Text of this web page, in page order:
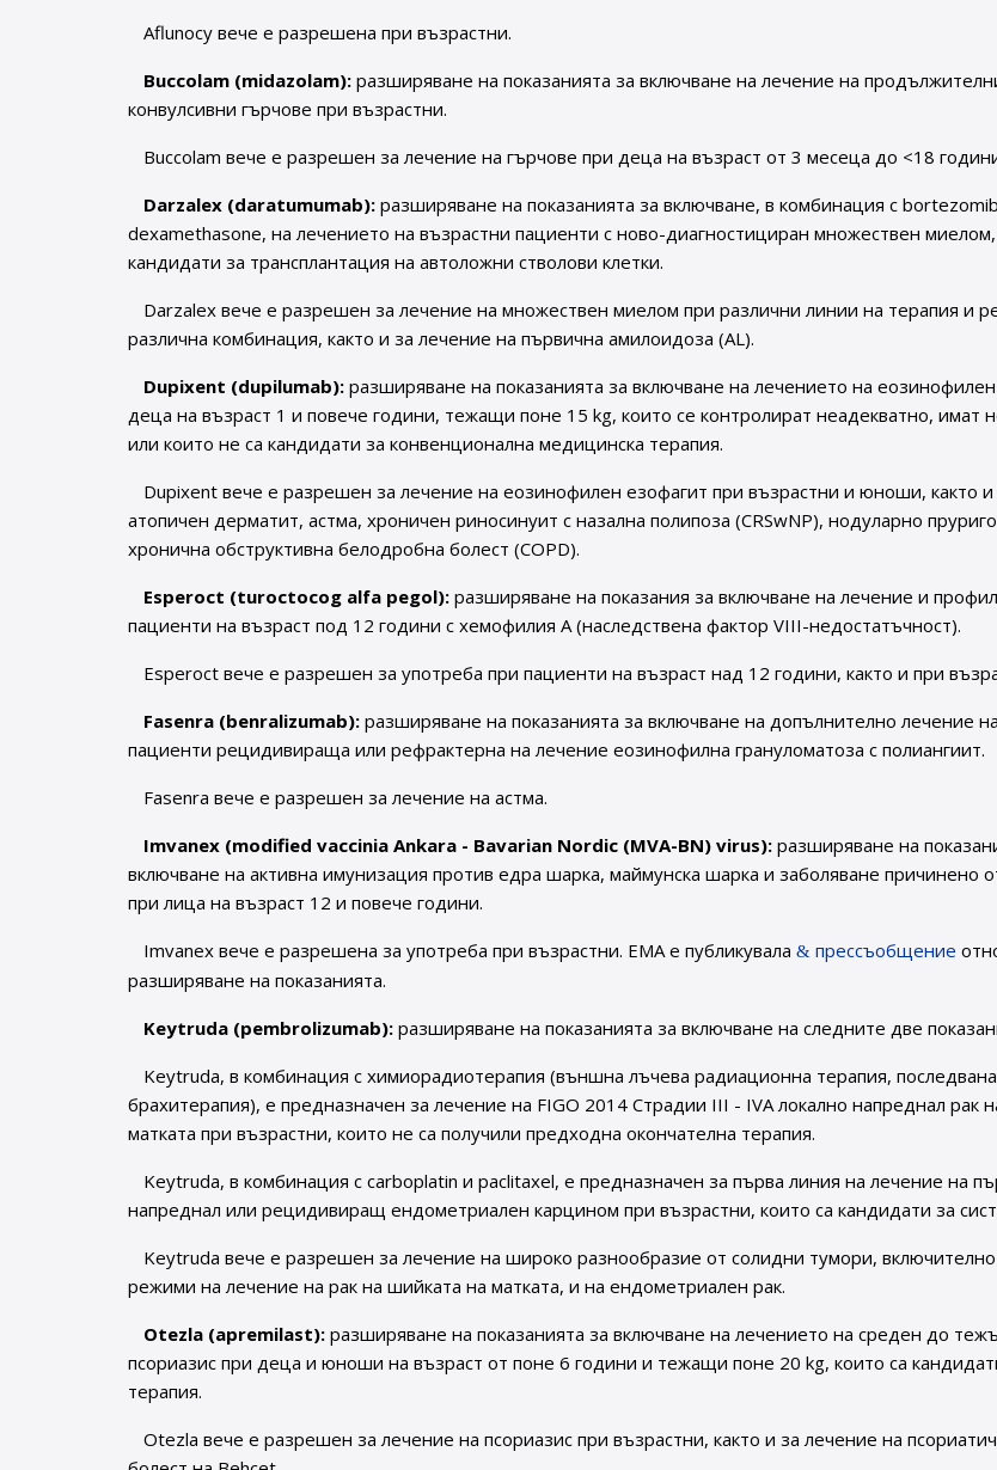
Aflunocy вече е разрешена при възрастни.
Buccolam (midazolam): разширяване на показанията за включване на лечение на
конвулсивни гърчове при възрастни.
Buccolam вече е разрешен за лечение на гърчове при деца на възраст от 3 месеца до <18
Darzalex (daratumumab): разширяване на показанията за включване, в комбинация с
dexamethasone, на лечението на възрастни пациенти с ново-диагностициран множествен миелом,
кандидати за трансплантация на автоложни стволови клетки.
Darzalex вече е разрешен за лечение на множествен миелом при различни линии на терапия и
различна комбинация, както и за лечение на първична амилоидоза (AL).
Dupixent (dupilumab): разширяване на показанията за включване на лечението на
деца на възраст 1 и повече години, тежащи поне 15 kg, които се контролират неадекватно, имат
или които не са кандидати за конвенционална медицинска терапия.
Dupixent вече е разрешен за лечение на еозинофилен езофагит при възрастни и юноши, както и
атопичен дерматит, астма, хроничен риносинуит с назална полипоза (CRSwNP), нодуларно
хронична обструктивна белодробна болест (COPD).
Esperoct (turoctocog alfa pegol): разширяване на показания за включване на лечение и
пациенти на възраст под 12 години с хемофилия А (наследствена фактор VIII-недостатъчност).
Esperoct вече е разрешен за употреба при пациенти на възраст над 12 години, както и при
Fasenra (benralizumab): разширяване на показанията за включване на допълнително лечение
пациенти рецидивираща или рефрактерна на лечение еозинофилна грануломатоза с полиангиит.
Fasenra вече е разрешен за лечение на астма.
Imvanex (modified vaccinia Ankara - Bavarian Nordic (MVA-BN) virus): разширяване на
включване на активна имунизация против едра шарка, маймунска шарка и заболяване причинено
при лица на възраст 12 и повече години.
Imvanex вече е разрешена за употреба при възрастни. ЕМА е публикувала
прессъобщение
разширяване на показанията.
Keytruda (pembrolizumab): разширяване на показанията за включване на следните две
Keytruda, в комбинация с химиорадиотерапия (външна лъчева радиационна терапия,
брахитерапия), е предназначен за лечение на FIGO 2014 Страдии III - IVA локално напреднал рак
матката при възрастни, които не са получили предходна окончателна терапия.
Keytruda, в комбинация с carboplatin и paclitaxel, е предназначен за първа линия на лечение на
напреднал или рецидивиращ ендометриален карцином при възрастни, които са кандидати за
Keytruda вече е разрешен за лечение на широко разнообразие от солидни тумори,
режими на лечение на рак на шийката на матката, и на ендометриален рак.
Otezla (apremilast): разширяване на показанията за включване на лечението на среден до
псориазис при деца и юноши на възраст от поне 6 години и тежащи поне 20 kg, които са
терапия.
Otezla вече е разрешен за лечение на псориазис при възрастни, както и за лечение на